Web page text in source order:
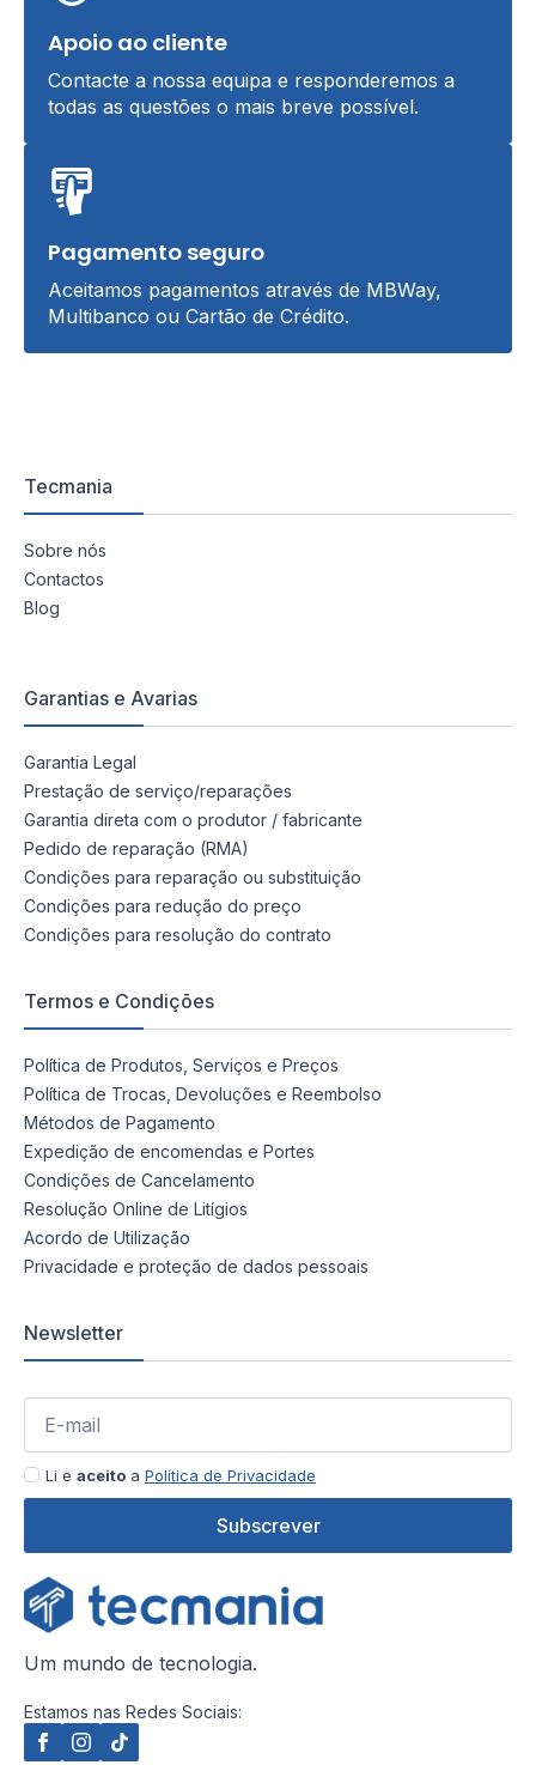
Apoio ao cliente
Contacte a nossa equipa e responderemos a
todas as questões o mais breve possível.
Pagamento seguro
Aceitamos pagamentos através de MBWay,
Multibanco ou Cartão de Crédito.
Tecmania
Sobre nós
Contactos
Blog
Garantias e Avarias
Garantia Legal
Prestação de serviço/reparações
Garantia direta com o produtor / fabricante
Pedido de reparação (RMA)
Condições para reparação ou substituição
Condições para redução do preço
Condições para resolução do contrato
Termos e Condições
Política de Produtos, Serviços e Preços
Política de Trocas, Devoluções e Reembolso
Métodos de Pagamento
Expedição de encomendas e Portes
Condições de Cancelamento
Resolução Online de Litígios
Acordo de Utilização
Privacidade e proteção de dados pessoais
Newsletter
Li e aceito a Política de Privacidade
Subscrever
Um mundo de tecnologia.
Estamos nas Redes Sociais: